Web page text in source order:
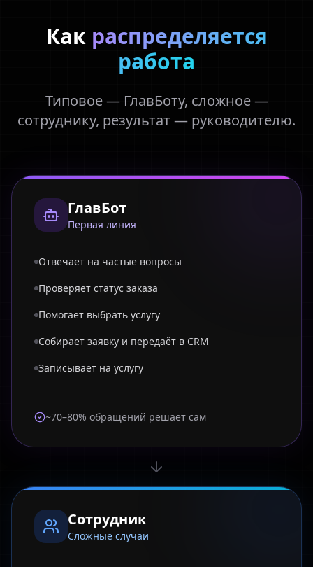
Как распределяется
работа
Типовое — ГлавБоту, сложное —
сотруднику, результат — руководителю.
ГлавБот
Первая линия
Отвечает на частые вопросы
Проверяет статус заказа
Помогает выбрать услугу
Собирает заявку и передаёт в CRM
Записывает на услугу
~70–80% обращений решает сам
Сотрудник
Сложные случаи